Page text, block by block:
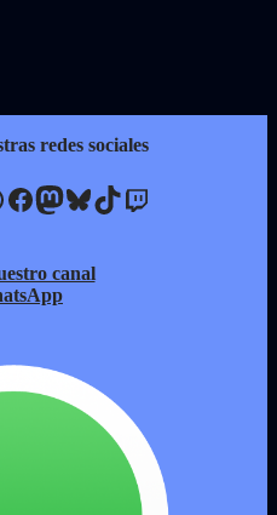
redes sociales
Facebook Mastodon Bluesky TikTok Twitch
canal